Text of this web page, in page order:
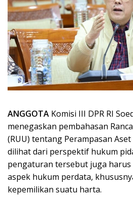
ANGGOTA Komisi III DPR RI
menegaskan pembahasan
(RUU) tentang Perampasan
dilihat dari perspektif hukum
pengaturan tersebut juga
aspek hukum perdata,
kepemilikan suatu harta.